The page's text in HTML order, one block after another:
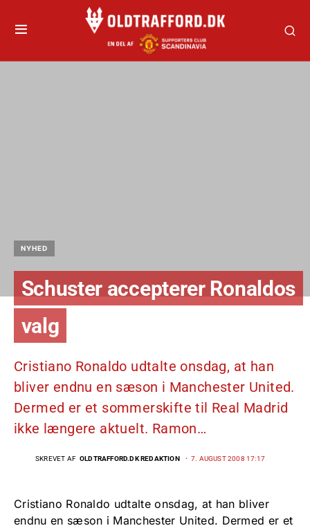
NYHED
Schuster accepterer Ronaldos
valg
Cristiano Ronaldo udtalte onsdag, at han
bliver endnu en sæson i Manchester United.
Dermed er et sommerskifte til Real Madrid
ikke længere aktuelt. Ramon…
SKREVET AF OLDTRAFFORD.DK REDAKTION 7. AUGUST 2008 17:17
Cristiano Ronaldo udtalte onsdag, at han bliver
endnu en sæson i Manchester United. Dermed er et